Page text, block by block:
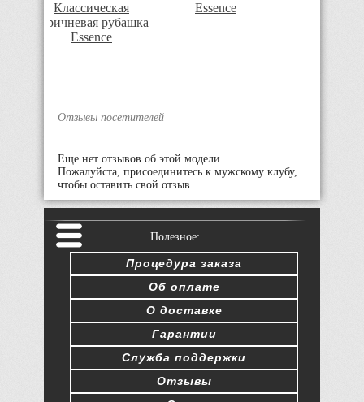
Классическая
коричневая рубашка
Essence
Essence
Отзывы посетителей
Еще нет отзывов об этой модели.
Пожалуйста, присоединитесь к мужскому клубу,
чтобы оставить свой отзыв.
Полезное:
Процедура заказа
Об оплате
О доставке
Гарантии
Служба поддержки
Отзывы